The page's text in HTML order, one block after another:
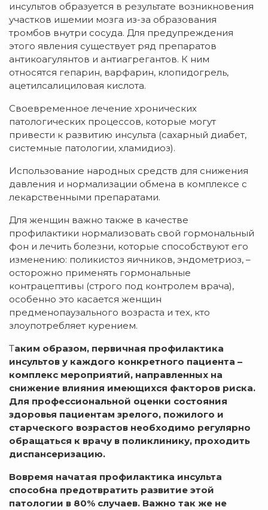
инсультов образуется в результате возникновения
участков ишемии мозга из-за образования
тромбов внутри сосуда. Для предупреждения
этого явления существует ряд препаратов
антикоагулянтов и антиагрегантов. К ним
относятся гепарин, варфарин, клопидогрель,
ацетилсалициловая кислота.
Своевременное лечение хронических
патологических процессов, которые могут
привести к развитию инсульта (сахарный диабет,
системные патологии, хламидиоз).
Использование народных средств для снижения
давления и нормализации обмена в комплексе с
лекарственными препаратами.
Для женщин важно также в качестве
профилактики нормализовать свой гормональный
фон и лечить болезни, которые способствуют его
изменению: поликистоз яичников, эндометриоз, –
осторожно применять гормональные
контрацептивы (строго под контролем врача),
особенно это касается женщин
предменопаузального возраста и тех, кто
злоупотребляет курением.
Таким образом, первичная профилактика
инсультов у каждого конкретного пациента –
комплекс мероприятий, направленных на
снижение влияния имеющихся факторов риска.
Для профессиональной оценки состояния
здоровья пациентам зрелого, пожилого и
старческого возрастов необходимо регулярно
обращаться к врачу в поликлинику, проходить
диспансеризацию.
Вовремя начатая профилактика инсульта
способна предотвратить развитие этой
патологии в 80% случаев. Важно так же не